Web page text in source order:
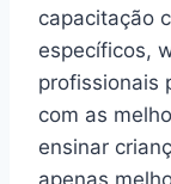
capacitação
específicos,
profissionais
com as
ensinar
apenas